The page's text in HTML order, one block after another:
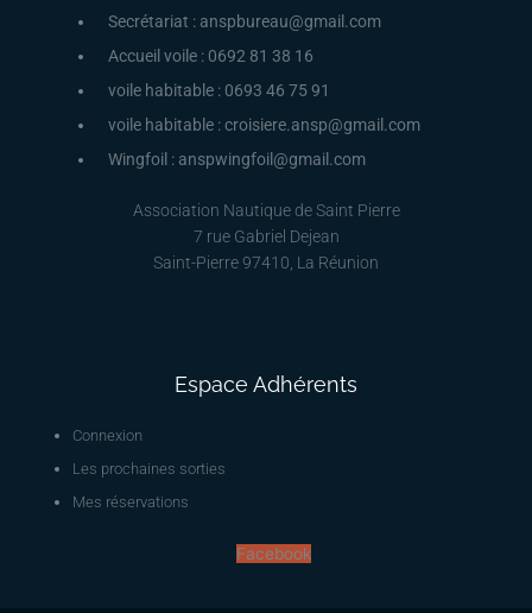
Secrétariat : anspbureau@gmail.com
Accueil voile : 0692 81 38 16
voile habitable : 0693 46 75 91
voile habitable : croisiere.ansp@gmail.com
Wingfoil : anspwingfoil@gmail.com
Association Nautique de Saint Pierre
7 rue Gabriel Dejean
Saint-Pierre 97410, La Réunion
Espace Adhérents
Connexion
Les prochaines sorties
Mes réservations
Facebook